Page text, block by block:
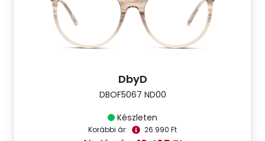
DbyD
DBOF5067 ND00
Készleten
Korábbi ár: 26.990 Ft